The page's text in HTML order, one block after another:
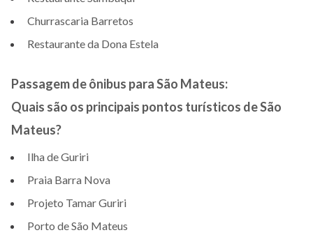
Churrascaria Barretos
Restaurante da Dona Estela
Passagem de ônibus para São Mateus:
Quais são os principais pontos turísticos de São
Mateus?
Ilha de Guriri
Praia Barra Nova
Projeto Tamar Guriri
Porto de São Mateus